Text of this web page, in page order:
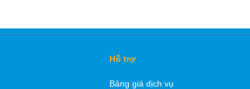
Hỗ trợ
Bảng giá dịch vụ